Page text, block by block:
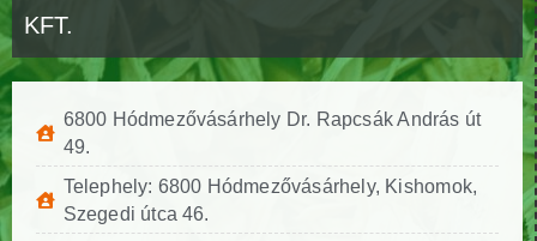
KFT.
6800 Hódmezővásárhely Dr. Rapcsák András út
49.
Telephely: 6800 Hódmezővásárhely, Kishomok,
Szegedi útca 46.